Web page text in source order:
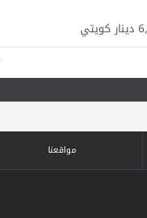
مواقعنا